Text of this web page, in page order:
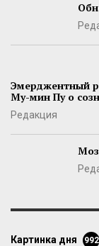
Эмерджентный
Му-мин Пу о
Редакция
картинка дня 992